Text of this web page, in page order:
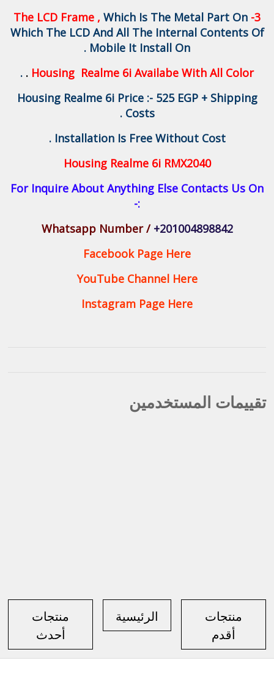
3- The LCD Frame ,
Which Is The Metal Part On
Which The LCD And All The Internal Contents Of
Mobile It Install On .
Housing Realme 6i Availabe With All Color
.
.
Housing Realme 6i Price :- 525 EGP + Shipping
Costs .
Installation Is Free Without Cost .
Housing Realme 6i RMX2040
For Inquire About Anything Else Contacts Us On
:-
Whatsapp Number / +201004898842
Facebook Page Here
YouTube Channel Here
Instagram Page Here
تقييمات المستخدمين
منتجات
أحدث
منتجات
أقدم
الرئيسية